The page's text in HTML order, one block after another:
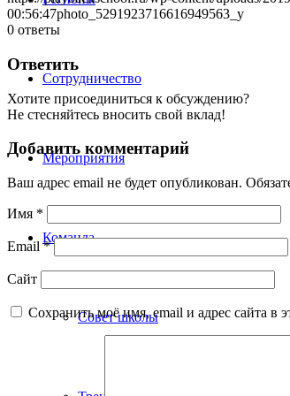
Сотрудничество
Мероприятия
Команда
Совет школы
00:56:47photo_5291923716616949563_y
0 ответы
Ответить
Хотите присоединиться к обсуждению?
Не стесняйтесь вносить свой вклад!
Добавить комментарий
Ваш адрес email не будет опубликован.
Имя *
Email*
Сайт
Сохранить моё имя, email и адрес сайта в